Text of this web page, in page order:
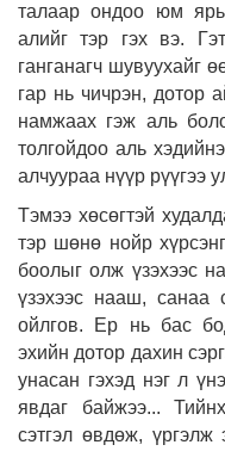
талаар ондоо юм
алийг тэр гэх вэ.
ганганагч шувуухайг
гар нь чичрэн, дотор
намжаах гэж аль
толгойдоо аль
алчуураа нүүр рүүгээ
Тэмээ хөсөгтэй
тэр шөнө нойр
боолыг олж үзэхээс
үзэхээс нааш, санаа
ойлгов. Ер нь бас
эхийн дотор дахин
унасан гэхэд нэг л
явдаг байжээ...
сэтгэл өвдөж, үргэлж